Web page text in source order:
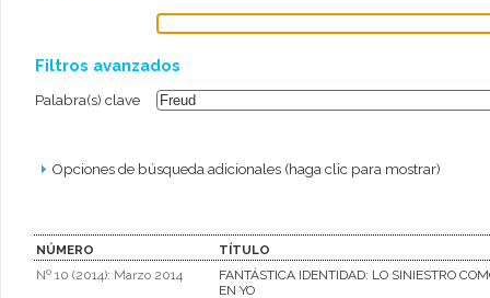
Filtros avanzados
Palabra(s) clave
Opciones de búsqueda adicionales (haga clic para mostrar)
NÚMERO
TÍTULO
Nº 10 (2014): Marzo 2014
FANTÁSTICA IDENTIDAD: LO SINIESTRO
EN YO